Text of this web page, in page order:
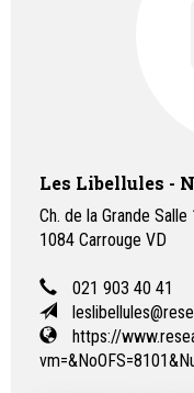
Les Libellules -
Ch. de la Grande Salle
1084 Carrouge VD
021 903 40 41
https://